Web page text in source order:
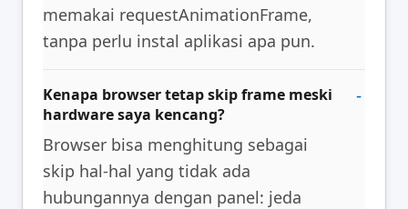
memakai requestAnimationFrame,
tanpa perlu instal aplikasi apa pun.
Kenapa browser tetap skip frame meski
hardware saya kencang?
Browser bisa menghitung sebagai
skip hal-hal yang tidak ada
hubungannya dengan panel: jeda